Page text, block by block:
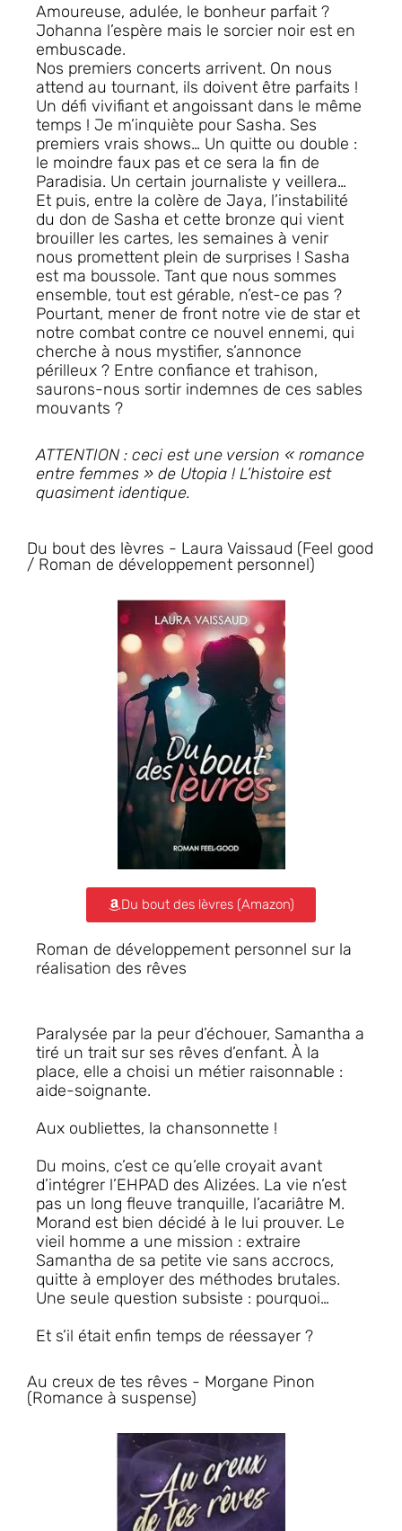
Amoureuse, adulée, le bonheur parfait ?
Johanna l’espère mais le sorcier noir est en
embuscade.
Nos premiers concerts arrivent. On nous
attend au tournant, ils doivent être parfaits !
Un défi vivifiant et angoissant dans le même
temps ! Je m’inquiète pour Sasha. Ses
premiers vrais shows… Un quitte ou double :
le moindre faux pas et ce sera la fin de
Paradisia. Un certain journaliste y veillera…
Et puis, entre la colère de Jaya, l’instabilité
du don de Sasha et cette bronze qui vient
brouiller les cartes, les semaines à venir
nous promettent plein de surprises ! Sasha
est ma boussole. Tant que nous sommes
ensemble, tout est gérable, n’est-ce pas ?
Pourtant, mener de front notre vie de star et
notre combat contre ce nouvel ennemi, qui
cherche à nous mystifier, s’annonce
périlleux ? Entre confiance et trahison,
saurons-nous sortir indemnes de ces sables
mouvants ?
ATTENTION : ceci est une version « romance
entre femmes » de Utopia ! L’histoire est
quasiment identique.
Du bout des lèvres - Laura Vaissaud (Feel good
/ Roman de développement personnel)
Du bout des lèvres (Amazon)
Roman de développement personnel sur la
réalisation des rêves
Paralysée par la peur d’échouer, Samantha a
tiré un trait sur ses rêves d’enfant. À la
place, elle a choisi un métier raisonnable :
aide-soignante.
Aux oubliettes, la chansonnette !
Du moins, c’est ce qu’elle croyait avant
d’intégrer l’EHPAD des Alizées. La vie n’est
pas un long fleuve tranquille, l’acariâtre M.
Morand est bien décidé à le lui prouver. Le
vieil homme a une mission : extraire
Samantha de sa petite vie sans accrocs,
quitte à employer des méthodes brutales.
Une seule question subsiste : pourquoi…
Et s’il était enfin temps de réessayer ?
Au creux de tes rêves - Morgane Pinon
(Romance à suspense)